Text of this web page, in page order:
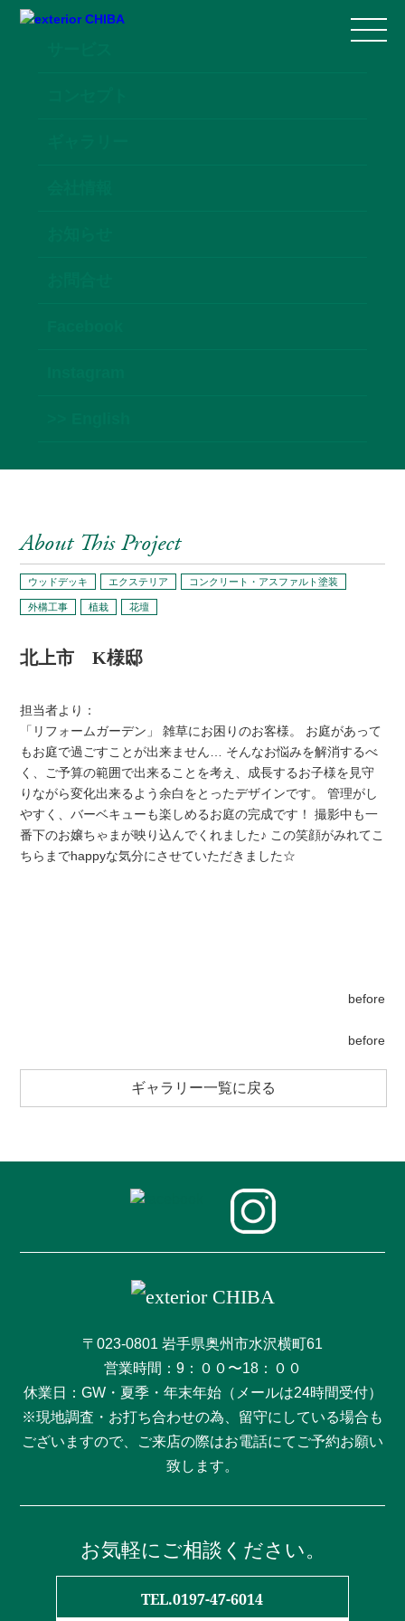
About This Project
ウッドデッキ エクステリア コンクリート・アスファルト塗装
外構工事 植栽 花壇
北上市 K様邸
担当者より：
「リフォームガーデン」 雑草にお困りのお客様。 お庭があって
もお庭で過ごすことが出来ません… そんなお悩みを解消するべ
く、ご予算の範囲で出来ることを考え、成長するお子様を見守
りながら変化出来るよう余白をとったデザインです。 管理がし
やすく、バーベキューも楽しめるお庭の完成です！ 撮影中も一
番下のお嬢ちゃまが映り込んでくれました♪ この笑顔がみれてこ
ちらまでhappyな気分にさせていただきました☆
before
before
ギャラリー一覧に戻る
〒023-0801 岩手県奥州市水沢横町61
営業時間：9：００〜18：００
休業日：GW・夏季・年末年始（メールは24時間受付）
※現地調査・お打ち合わせの為、留守にしている場合も
ございますので、ご来店の際はお電話にてご予約お願い
致します。
お気軽にご相談ください。
TEL.0197-47-6014